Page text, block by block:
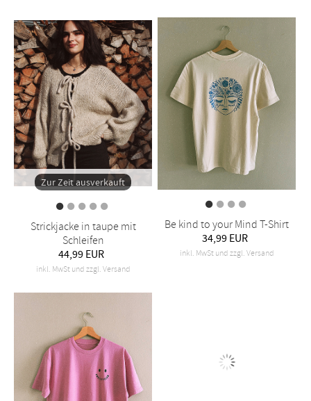
Zur Zeit ausverkauft
Strickjacke in taupe mit
Schleifen
44,99 EUR
inkl. MwSt und zzgl. Versand
Be kind to your Mind T-Shirt
34,99 EUR
inkl. MwSt und zzgl. Versand